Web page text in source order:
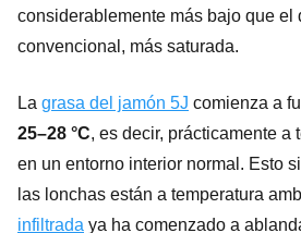
considerablemente más bajo que el
convencional, más saturada.
La grasa del jamón 5J comienza a
25–28 °C, es decir, prácticamente a
en un entorno interior normal. Esto
las lonchas están a temperatura
infiltrada ya ha comenzado a